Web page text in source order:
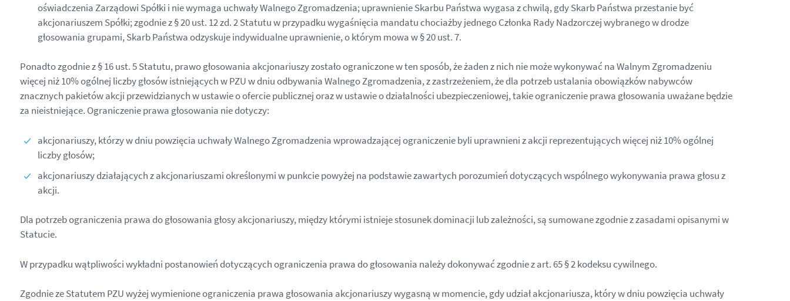
oświadczenia Zarządowi Spółki i nie wymaga uchwały Walnego Zgromadzenia; uprawnienie Skarbu Państwa wygasa z chwilą, gdy Skarb Państwa przestanie być
akcjonariuszem Spółki; zgodnie z § 20 ust. 12 zd. 2 Statutu w przypadku wygaśnięcia mandatu chociażby jednego Członka Rady Nadzorczej wybranego w drodze
głosowania grupami, Skarb Państwa odzyskuje indywidualne uprawnienie, o którym mowa w § 20 ust. 7.
Ponadto zgodnie z § 16 ust. 5 Statutu, prawo głosowania akcjonariuszy zostało ograniczone w ten sposób, że żaden z nich nie może wykonywać na Walnym Zgromadzeniu
więcej niż 10% ogólnej liczby głosów istniejących w PZU w dniu odbywania Walnego Zgromadzenia, z zastrzeżeniem, że dla potrzeb ustalania obowiązków nabywców
znacznych pakietów akcji przewidzianych w ustawie o ofercie publicznej oraz w ustawie o działalności ubezpieczeniowej, takie ograniczenie prawa głosowania uważane będzie
za nieistniejące. Ograniczenie prawa głosowania nie dotyczy:
akcjonariuszy, którzy w dniu powzięcia uchwały Walnego Zgromadzenia wprowadzającej ograniczenie byli uprawnieni z akcji reprezentujących więcej niż 10% ogólnej
liczby głosów;
akcjonariuszy działających z akcjonariuszami określonymi w punkcie powyżej na podstawie zawartych porozumień dotyczących wspólnego wykonywania prawa głosu z
akcji.
Dla potrzeb ograniczenia prawa do głosowania głosy akcjonariuszy, między którymi istnieje stosunek dominacji lub zależności, są sumowane zgodnie z zasadami opisanymi w
Statucie.
W przypadku wątpliwości wykładni postanowień dotyczących ograniczenia prawa do głosowania należy dokonywać zgodnie z art. 65 § 2 kodeksu cywilnego.
Zgodnie ze Statutem PZU wyżej wymienione ograniczenia prawa głosowania akcjonariuszy wygasną w momencie, gdy udział akcjonariusza, który w dniu powzięcia uchwały